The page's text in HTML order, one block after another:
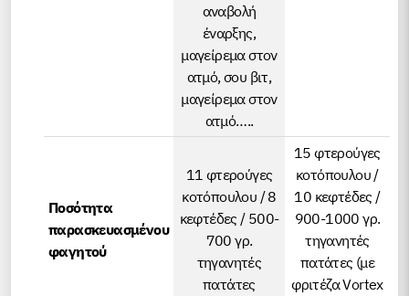
αναβολή
έναρξης,
μαγείρεμα στον
ατμό, σου βιτ,
μαγείρεμα στον
ατμό…..
Ποσότητα
παρασκευασμένου
φαγητού
11 φτερούγες
κοτόπουλου / 8
κεφτέδες / 500-
700 γρ.
τηγανητές
πατάτες
15 φτερούγες
κοτόπουλου /
10 κεφτέδες /
900-1000 γρ.
τηγανητές
πατάτες (με
φριτέζα Vortex